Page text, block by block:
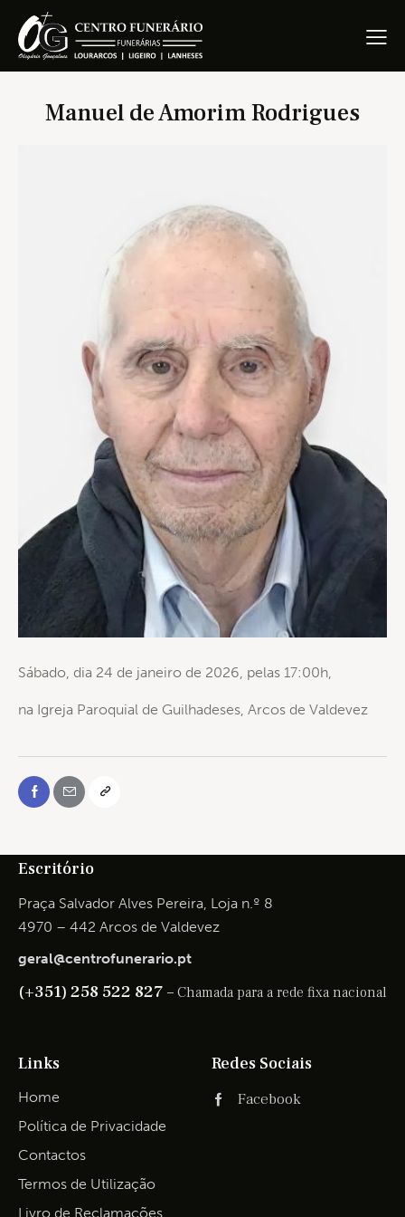
Manuel de Amorim Rodrigues
Sábado, dia 24 de janeiro de 2026, pelas 17:00h,
na Igreja Paroquial de Guilhadeses, Arcos de Valdevez
Escritório
Praça Salvador Alves Pereira, Loja n.º 8
4970 – 442 Arcos de Valdevez
geral@centrofunerario.pt
(+351) 258 522 827 – Chamada para a rede fixa nacional
Links
Home
Política de Privacidade
Contactos
Termos de Utilização
Livro de Reclamações
Redes Sociais
Facebook